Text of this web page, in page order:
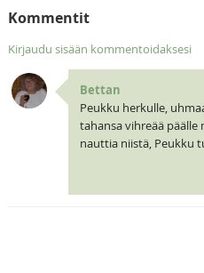
Kommentit
Kirjaudu sisään kommentoidaksesi
Bettan
Peukku herkulle,
tahansa vihreää päälle
nauttia niistä, Peukku